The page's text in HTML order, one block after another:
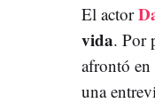
El actor
vida. Por
afrontó en
una